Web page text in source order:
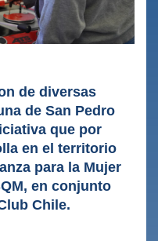
de diversas
de San Pedro
que por
en el territorio
para la Mujer
en conjunto
Chile.